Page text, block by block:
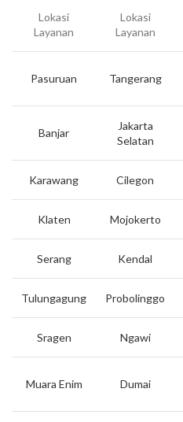
Lokasi
Layanan
Lokasi
Layanan
Pasuruan Tangerang
Banjar
Jakarta
Selatan
Karawang Cilegon
Klaten Mojokerto
Serang Kendal
Tulungagung Probolinggo
Sragen Ngawi
Muara Enim Dumai